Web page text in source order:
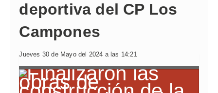
deportiva del CP Los
Campones
Jueves 30 de Mayo del 2024 a las 14:21